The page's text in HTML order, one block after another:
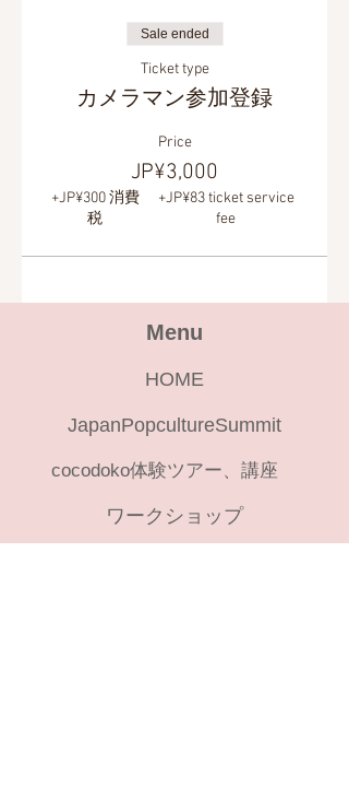
Sale ended
Ticket type
カメラマン参加登録
Price
JP¥3,000
+JP¥300 消費
税
+JP¥83 ticket service
fee
Menu
HOME
JapanPopcultureSummit
cocodoko体験ツアー、講座
ワークショップ